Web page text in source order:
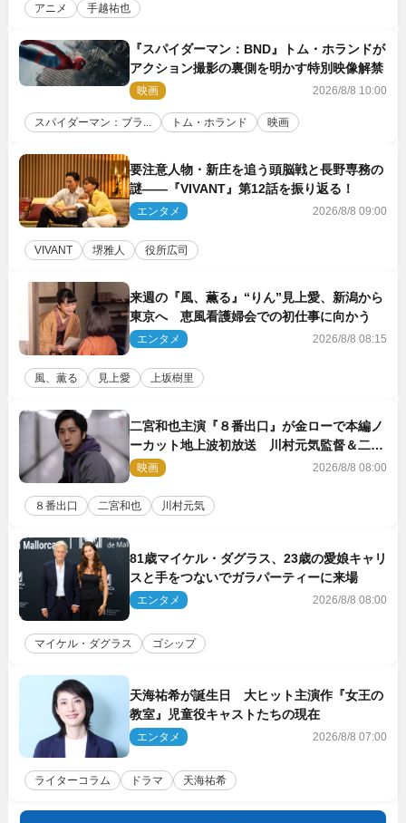
アニメ 手越祐也
『スパイダーマン：BND』トム・ホランドが
アクション撮影の裏側を明かす特別映像解禁
映画 2026/8/8 10:00
スパイダーマン：ブラ... トム・ホランド 映画
要注意人物・新庄を追う頭脳戦と長野専務の
謎――『VIVANT』第12話を振り返る！
エンタメ 2026/8/8 09:00
VIVANT 堺雅人 役所広司
来週の『風、薫る』“りん”見上愛、新潟から
東京へ 恵風看護婦会での初仕事に向かう
エンタメ 2026/8/8 08:15
風、薫る 見上愛 上坂樹里
二宮和也主演『８番出口』が金ローで本編ノ
ーカット地上波初放送 川村元気監督＆二宮
コメント到着
映画 2026/8/8 08:00
８番出口 二宮和也 川村元気
81歳マイケル・ダグラス、23歳の愛娘キャリ
スと手をつないでガラパーティーに来場
エンタメ 2026/8/8 08:00
マイケル・ダグラス ゴシップ
天海祐希が誕生日 大ヒット主演作『女王の
教室』児童役キャストたちの現在
エンタメ 2026/8/8 07:00
ライターコラム ドラマ 天海祐希